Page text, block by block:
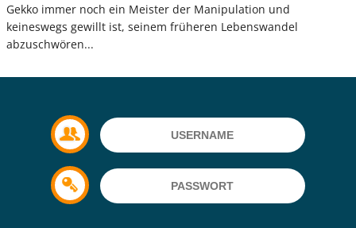
Gekko immer noch ein Meister der Manipulation und
keineswegs gewillt ist, seinem früheren Lebenswandel
abzuschwören...